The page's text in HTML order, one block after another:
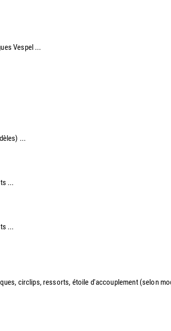
Vespel ...
...
...
...
circlips, ressorts, étoile d'accouplement (selon